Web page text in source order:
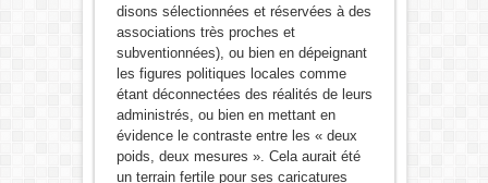
disons sélectionnées et réservées à des
associations très proches et
subventionnées), ou bien en dépeignant
les figures politiques locales comme
étant déconnectées des réalités de leurs
administrés, ou bien en mettant en
évidence le contraste entre les « deux
poids, deux mesures ». Cela aurait été
un terrain fertile pour ses caricatures